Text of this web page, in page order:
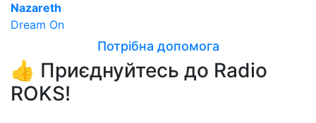
Nazareth
Dream On
Потрібна допомога
👍 Приєднуйтесь до Radio
ROKS!